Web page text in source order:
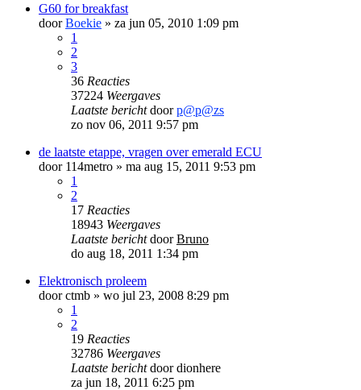
G60 for breakfast
doorBoekie » za jun 05, 2010 1:09 pm
1
2
3
36 Reacties
37224 Weergaves
Laatste berichtdoorp@p@zs
zo nov 06, 2011 9:57 pm
de laatste etappe, vragen over emerald ECU
door 114metro » ma aug 15, 2011 9:53 pm
1
2
17 Reacties
18943 Weergaves
Laatste berichtdoorBruno
do aug 18, 2011 1:34 pm
Elektronisch proleem
doorctmb » wo jul 23, 2008 8:29 pm
1
2
19 Reacties
32786 Weergaves
Laatste berichtdoordionhere
za jun 18, 2011 6:25 pm